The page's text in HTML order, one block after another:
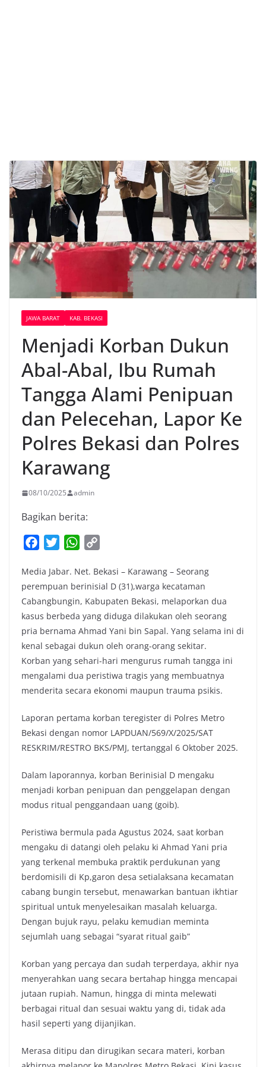
JAWA BARAT KAB. BEKASI
Menjadi Korban Dukun
Abal-Abal, Ibu Rumah
Tangga Alami Penipuan
dan Pelecehan, Lapor Ke
Polres Bekasi dan Polres
Karawang
08/10/2025 admin
Bagikan berita:
c
e
b
o
o
k
i
t
t
e
r
W
a
t
s
A
p
p
p
y
L
i
n
k
Media Jabar. Net. Bekasi – Karawang – Seorang
perempuan berinisial D (31),warga kecataman
Cabangbungin, Kabupaten Bekasi, melaporkan dua
kasus berbeda yang diduga dilakukan oleh seorang
pria bernama Ahmad Yani bin Sapal. Yang selama ini di
kenal sebagai dukun oleh orang-orang sekitar.
Korban yang sehari-hari mengurus rumah tangga ini
mengalami dua peristiwa tragis yang membuatnya
menderita secara ekonomi maupun trauma psikis.
Laporan pertama korban teregister di Polres Metro
Bekasi dengan nomor LAPDUAN/569/X/2025/SAT
RESKRIM/RESTRO BKS/PMJ, tertanggal 6 Oktober 2025.
Dalam laporannya, korban Berinisial D mengaku
menjadi korban penipuan dan penggelapan dengan
modus ritual penggandaan uang (goib).
Peristiwa bermula pada Agustus 2024, saat korban
mengaku di datangi oleh pelaku ki Ahmad Yani pria
yang terkenal membuka praktik perdukunan yang
berdomisili di Kp,garon desa setialaksana kecamatan
cabang bungin tersebut, menawarkan bantuan ikhtiar
spiritual untuk menyelesaikan masalah keluarga.
Dengan bujuk rayu, pelaku kemudian meminta
sejumlah uang sebagai “syarat ritual gaib”
Korban yang percaya dan sudah terperdaya, akhir nya
menyerahkan uang secara bertahap hingga mencapai
jutaan rupiah. Namun, hingga di minta melewati
berbagai ritual dan sesuai waktu yang di, tidak ada
hasil seperti yang dijanjikan.
Merasa ditipu dan dirugikan secara materi, korban